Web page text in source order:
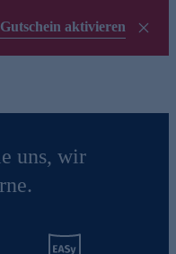
Gutschein aktivieren
uns, wir